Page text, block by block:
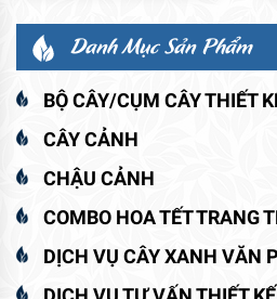
DỊCH VỤ TƯ VẤN THIẾT KẾ
ĐÈN SÂN VƯỜN
ĐỒ TRANG TRÍ
HOA CẢNH SỰ KIỆN
HOA CHẬU
HOA HỒNG CÁC LOẠI
LADIVA ART
SẢN PHẨM BÁN CHẠY